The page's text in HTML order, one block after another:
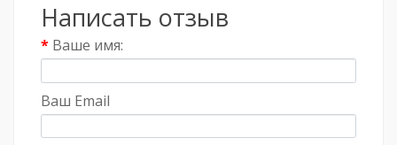
Написать отзыв
Ваше имя:
Ваш Email